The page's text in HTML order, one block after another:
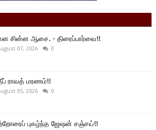
சின்ன ஆசை. - திரைப்பார்வை!!
07, 2026 0
ராவத் மரணம்!!
05, 2026 0
புகழ்ந்த ஜேஷன் சஞ்சய்!!